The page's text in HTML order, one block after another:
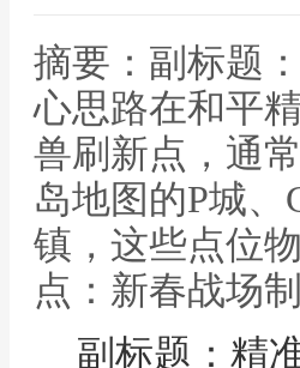
摘要：副标题
心思路在和平
兽刷新点，通
岛地图的P城
镇，这些点位
点：新春战场
副标题：精